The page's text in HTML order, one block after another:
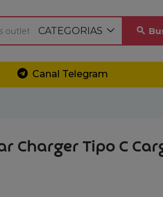
CATEGORIAS
Canal Telegram
Charger Tipo C